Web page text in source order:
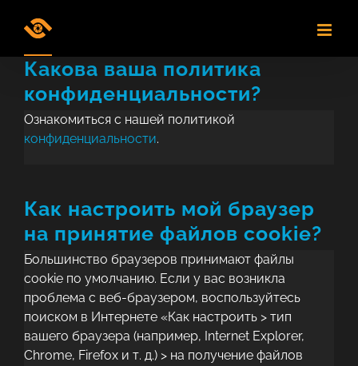
Какова ваша политика
конфиденциальности?
Ознакомиться с нашей политикой
конфиденциальности.
Как настроить мой браузер
на принятие файлов cookie?
Большинство браузеров принимают файлы
cookie по умолчанию. Если у вас возникла
проблема с веб-браузером, воспользуйтесь
поиском в Интернете «Как настроить > тип
вашего браузера (например, Internet Explorer,
Chrome, Firefox и т. д.) > на получение файлов